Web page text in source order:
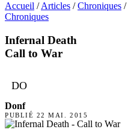
Accueil / Articles / Chroniques /
Chroniques
Infernal Death
Call to War
DO
Donf
PUBLIÉ 22 MAI. 2015